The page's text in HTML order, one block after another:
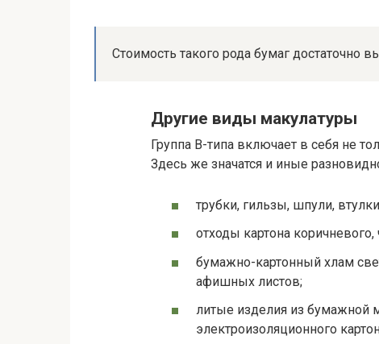
Стоимость такого рода бумаг достаточно
Другие виды макулатуры
Группа В-типа включает в себя не
Здесь же значатся и иные
трубки, гильзы, шпули,
отходы картона
бумажно-картонный хлам
афишных листов;
литые изделия из бумажной
электроизоляционного